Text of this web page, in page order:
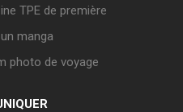
TPE de première
manga
photo de voyage